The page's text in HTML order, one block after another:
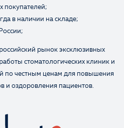
покупателей;
в наличии на складе;
рынок эксклюзивных
стоматологических клиник и
по честным ценам для повышения
и оздоровления пациентов.
Ваше имя